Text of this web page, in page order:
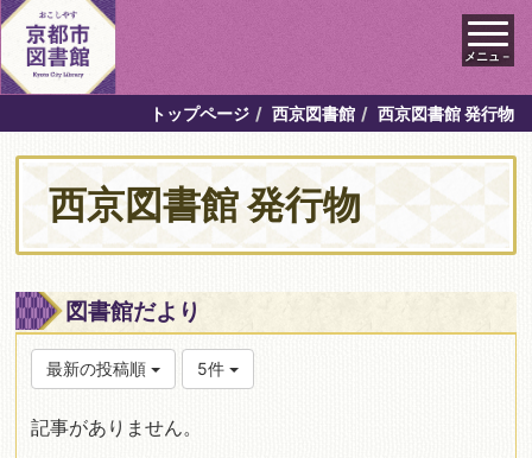
メニュ－
トップページ 西京図書館 西京図書館 発行物
西京図書館 発行物
図書館だより
最新の投稿順 5件
記事がありません。